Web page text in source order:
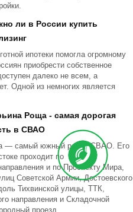
ли в России купить
ипотеки помогла огромному
приобрести собственное
далеко не всем, а
Одной из немногих является
Роща - самая дорогая
в СВАО
— самый южный район СВАО. Его
проходит по
и по Проспекту Мира,
Советской Армии, Достоевского
Тихвинской улицы, ТТК,
направления и Складочной
проезд.